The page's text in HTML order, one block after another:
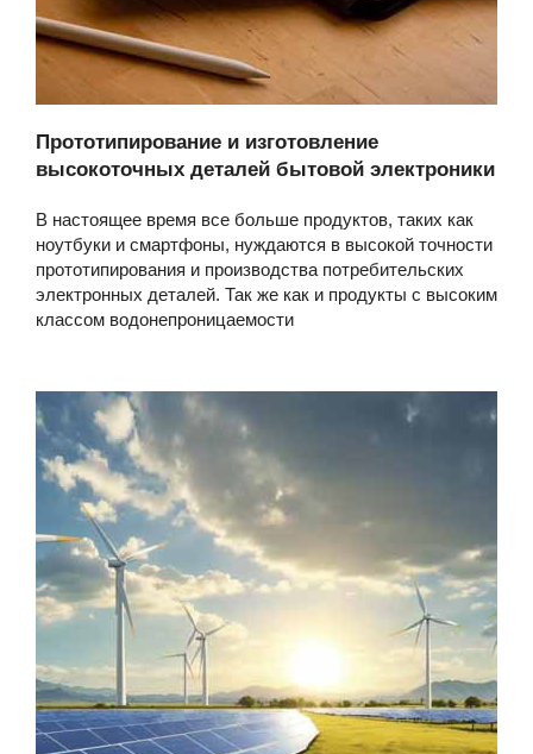
Прототипирование и изготовление
высокоточных деталей бытовой электроники
В настоящее время все больше продуктов, таких как
ноутбуки и смартфоны, нуждаются в высокой точности
прототипирования и производства потребительских
электронных деталей. Так же как и продукты с высоким
классом водонепроницаемости